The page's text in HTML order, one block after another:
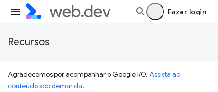
Fazer login
Recursos
Agradecemos por acompanhar o Google I/O. Assista ao
conteúdo sob demanda.